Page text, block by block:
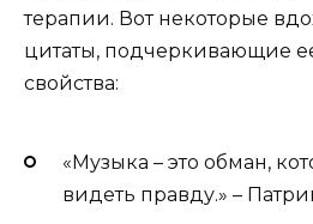
терапии. Вот некоторые
цитаты, подчеркивающие
свойства:
«Музыка – это обман,
видеть правду.» –